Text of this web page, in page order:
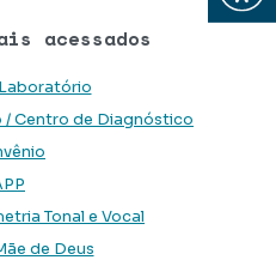
acessados
Centro de Diagnóstico
Tonal e Vocal
de Deus